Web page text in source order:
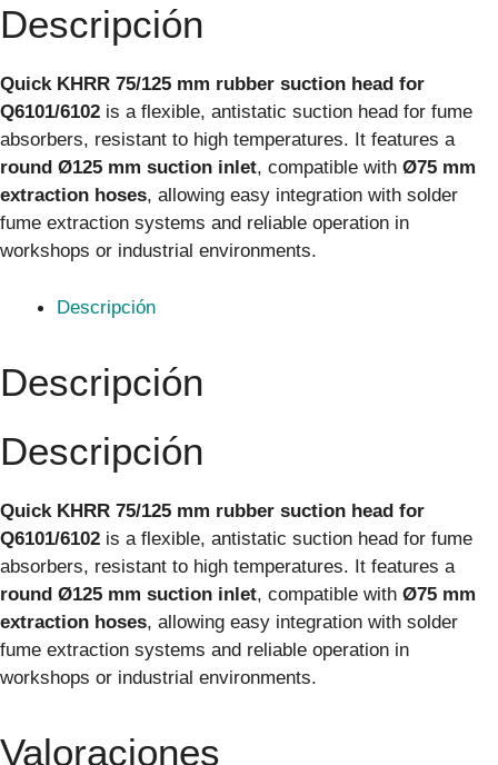
Descripción
Quick KHRR 75/125 mm rubber suction head for
Q6101/6102 is a flexible, antistatic suction head for fume
absorbers, resistant to high temperatures. It features a
round Ø125 mm suction inlet, compatible with Ø75 mm
extraction hoses, allowing easy integration with solder
fume extraction systems and reliable operation in
workshops or industrial environments.
Descripción
Descripción
Descripción
Quick KHRR 75/125 mm rubber suction head for
Q6101/6102 is a flexible, antistatic suction head for fume
absorbers, resistant to high temperatures. It features a
round Ø125 mm suction inlet, compatible with Ø75 mm
extraction hoses, allowing easy integration with solder
fume extraction systems and reliable operation in
workshops or industrial environments.
Valoraciones